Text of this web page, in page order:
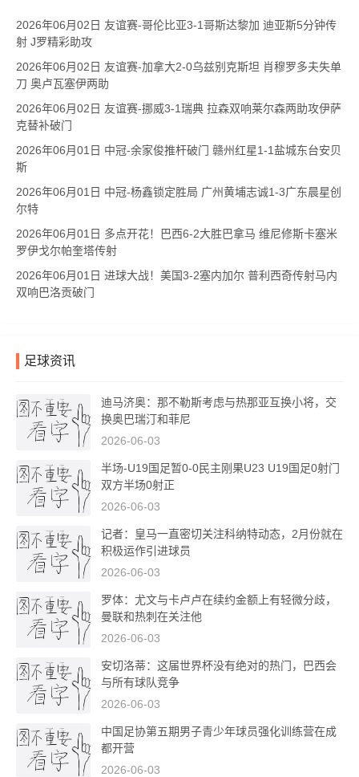
2026年06月02日 友谊赛-哥伦比亚3-1哥斯达黎加 迪亚斯5分钟传
射 J罗精彩助攻
2026年06月02日 友谊赛-加拿大2-0乌兹别克斯坦 肖穆罗多夫失单
刀 奥卢瓦塞伊两助
2026年06月02日 友谊赛-挪威3-1瑞典 拉森双响莱尔森两助攻伊萨
克替补破门
2026年06月01日 中冠-余家俊推杆破门 赣州红星1-1盐城东台安贝
斯
2026年06月01日 中冠-杨鑫锁定胜局 广州黄埔志诚1-3广东晨星创
尔特
2026年06月01日 多点开花！巴西6-2大胜巴拿马 维尼修斯卡塞米
罗伊戈尔帕奎塔传射
2026年06月01日 进球大战！美国3-2塞内加尔 普利西奇传射马内
双响巴洛贡破门
足球资讯
迪马济奥：那不勒斯考虑与热那亚互换小将，交
换奥巴瑞汀和菲尼
2026-06-03
半场-U19国足暂0-0民主刚果U23 U19国足0射门
双方半场0射正
2026-06-03
记者：皇马一直密切关注科纳特动态，2月份就在
积极运作引进球员
2026-06-03
罗体：尤文与卡卢卢在续约金额上有轻微分歧，
曼联和热刺在关注他
2026-06-03
安切洛蒂：这届世界杯没有绝对的热门，巴西会
与所有球队竞争
2026-06-03
中国足协第五期男子青少年球员强化训练营在成
都开营
2026-06-03